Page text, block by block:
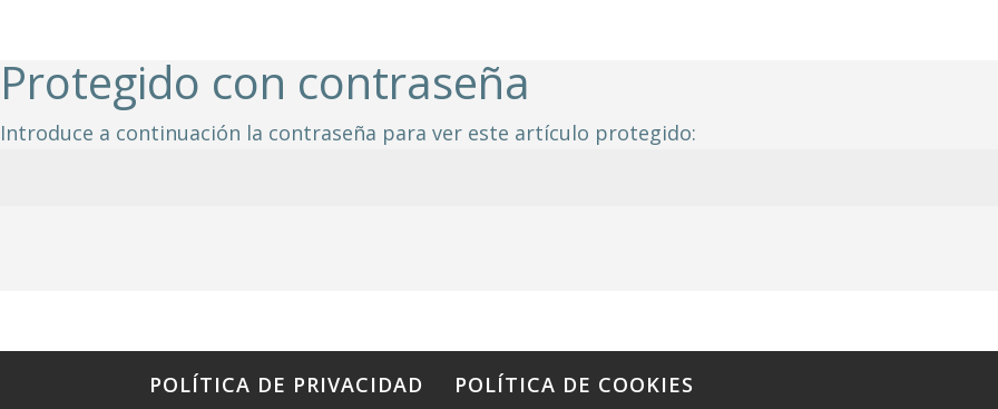
Protegido con contraseña
Introduce a continuación la contraseña para ver este artículo protegido:
POLÍTICA DE PRIVACIDAD POLÍTICA DE COOKIES